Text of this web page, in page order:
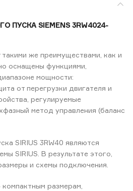
SIEMENS 3RW4024-
такими же преимуществами, как и
оснащены функциями,
мощности:
от перегрузки двигателя и
регулируемые
метод управления (баланс
SIRIUS 3RW40 являются
SIRIUS. В результате этого,
и схемы подключения.
размерам,